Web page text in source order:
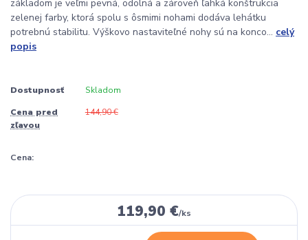
základom je veľmi pevná, odolná a zároveň ľahká konštrukcia
zelenej farby, ktorá spolu s ôsmimi nohami dodáva lehátku
potrebnú stabilitu. Výškovo nastaviteľné nohy sú na konco... celý
popis
Dostupnosť Skladom
Cena pred
zľavou
144,90 €
Cena:
119,90 €/ks